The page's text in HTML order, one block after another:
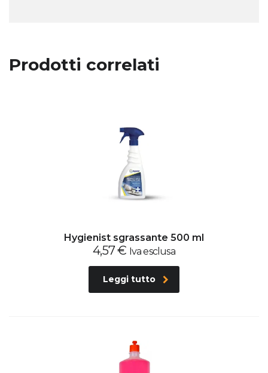
Prodotti correlati
Hygienist sgrassante 500 ml
4,57€ Iva esclusa
Leggi tutto